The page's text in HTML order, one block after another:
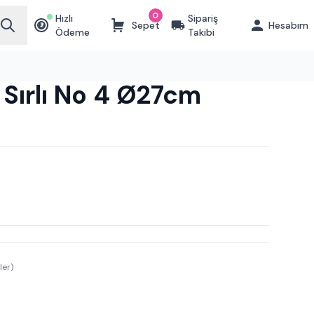
₺
Hızlı
Ödeme
Sepet
0
Sipariş
Takibi
Hesabım
No 4 Ø27cm